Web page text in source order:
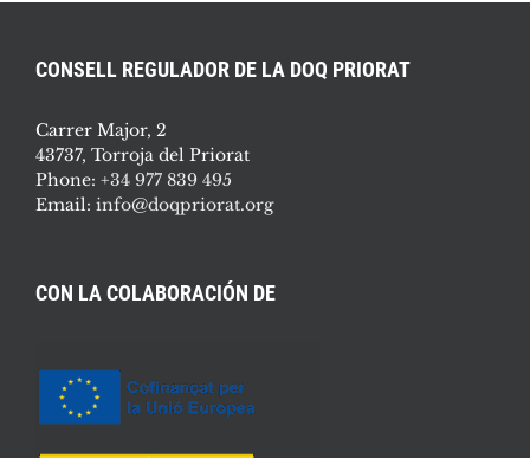
CONSELL REGULADOR DE LA DOQ PRIORAT
Carrer Major, 2
43737, Torroja del Priorat
Phone: +34 977 839 495
Email: info@doqpriorat.org
CON LA COLABORACIÓN DE